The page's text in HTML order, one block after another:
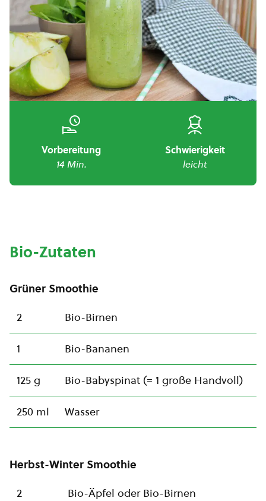
Vorbereitung
14 Min.
Schwierigkeit
leicht
Bio-Zutaten
Grüner Smoothie
2
Bio-Birnen
1 Bio-Bananen
125 g Bio-Babyspinat (= 1 große Handvoll)
250 ml Wasser
Herbst-Winter Smoothie
2
Bio-Äpfel oder Bio-Birnen